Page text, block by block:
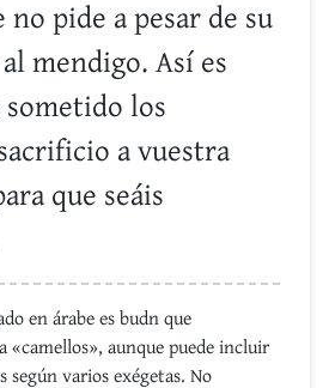
no pide a pesar de su
mendigo. Así es
sometido los
a vuestra
que seáis
en árabe es budn que
aunque puede incluir
según varios exégetas. No